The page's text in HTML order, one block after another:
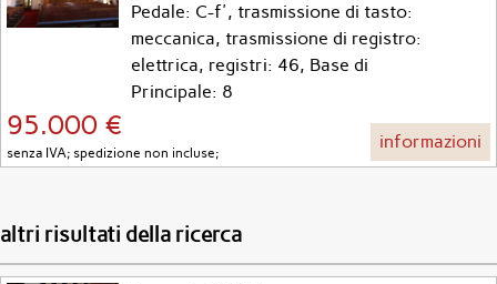
Pedale: C-f', trasmissione di tasto:
meccanica, trasmissione di registro:
elettrica, registri: 46, Base di
Principale: 8
95.000 €
senza IVA; spedizione non incluse;
informazioni
altri risultati della ricerca